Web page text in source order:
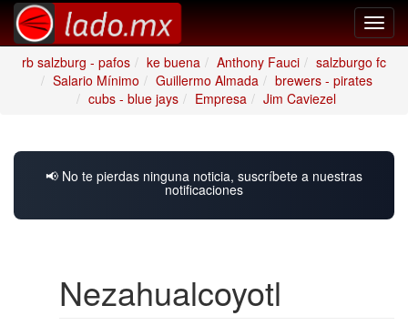
rb salzburg - pafos
ke buena Anthony Fauci
salzburgo fc
Salario Mínimo
Guillermo Almada
brewers - pirates
cubs - blue jays
Empresa Jim Caviezel
📢 No te pierdas ninguna noticia, suscríbete a nuestras
notificaciones
Nezahualcoyotl